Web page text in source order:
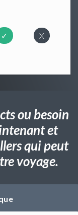
✓ X
ou besoin
et
qui peut
voyage.